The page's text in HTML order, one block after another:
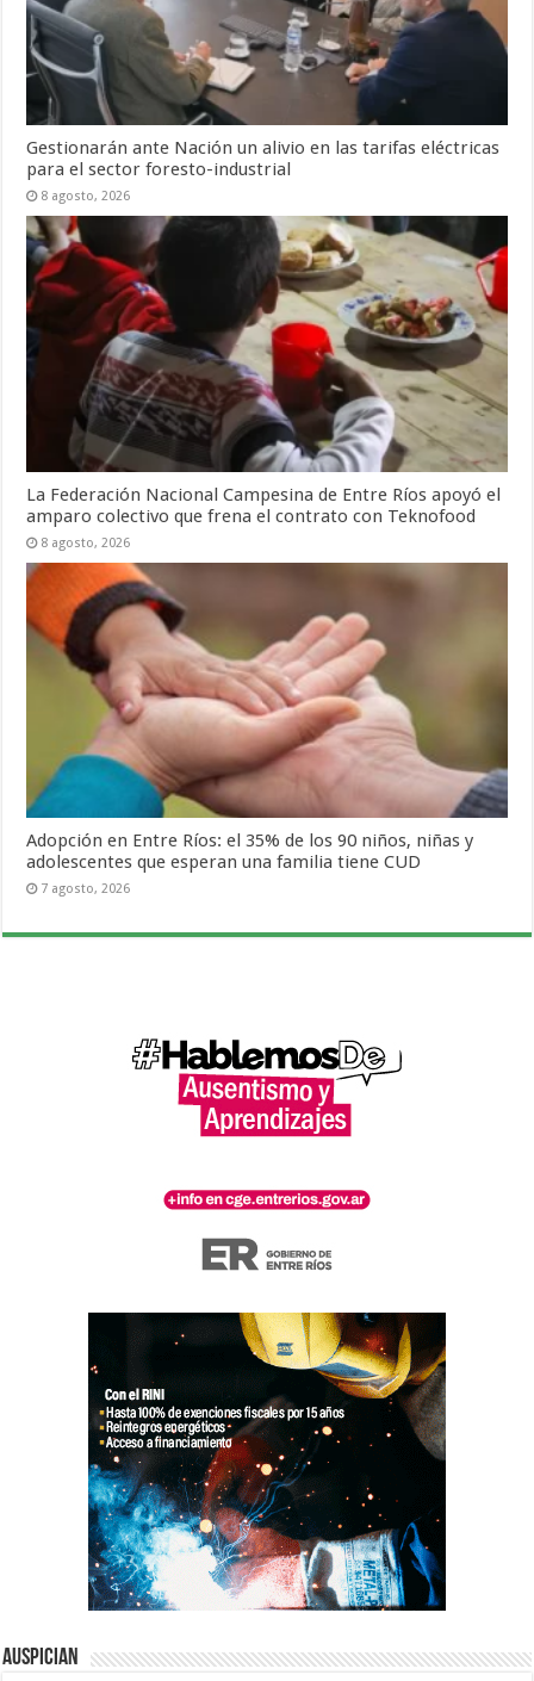
Gestionarán ante Nación un alivio en las tarifas eléctricas
para el sector foresto-industrial
8 agosto, 2026
La Federación Nacional Campesina de Entre Ríos apoyó el
amparo colectivo que frena el contrato con Teknofood
8 agosto, 2026
Adopción en Entre Ríos: el 35% de los 90 niños, niñas y
adolescentes que esperan una familia tiene CUD
7 agosto, 2026
Auspician